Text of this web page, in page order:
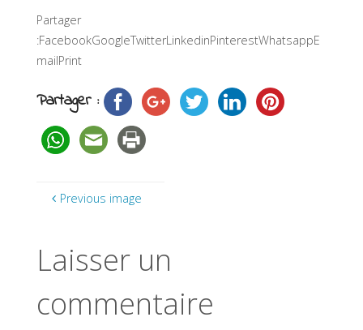
Partager
:FacebookGoogleTwitterLinkedinPinterestWhatsappE
mailPrint
Partager :
Previous image
Laisser un
commentaire